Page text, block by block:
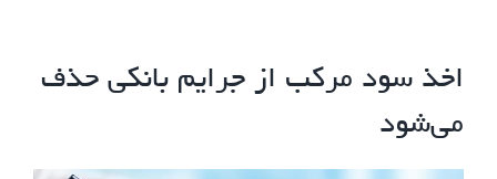
اخذ سود مرکب از جرایم بانکی حذف
می‌شود